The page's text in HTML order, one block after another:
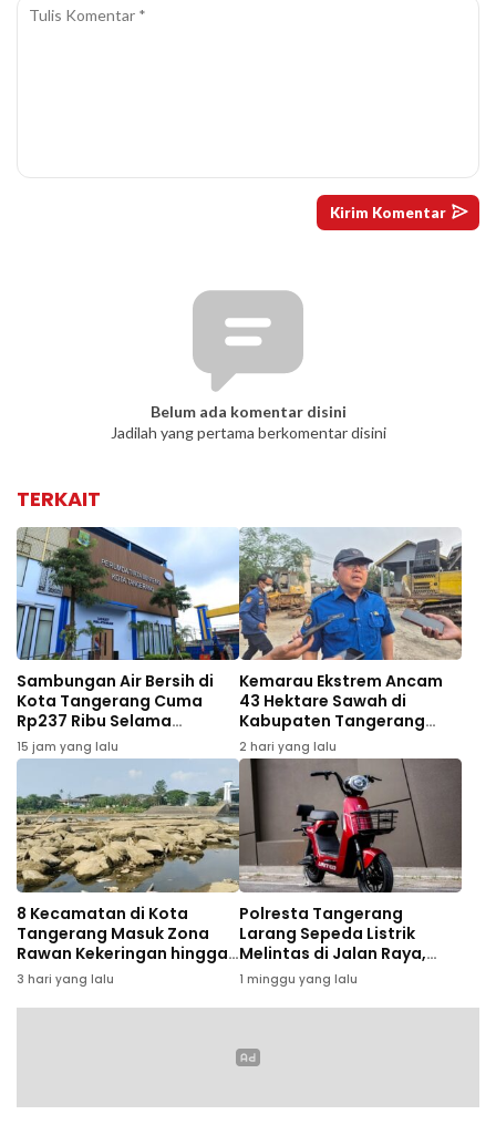
Belum ada komentar disini
Jadilah yang pertama berkomentar disini
TERKAIT
Sambungan Air Bersih di
Kota Tangerang Cuma
Rp237 Ribu Selama
Agustus, Ini Syaratnya
15 jam yang lalu
Kemarau Ekstrem Ancam
43 Hektare Sawah di
Kabupaten Tangerang
Gagal Panen
2 hari yang lalu
8 Kecamatan di Kota
Tangerang Masuk Zona
Rawan Kekeringan hingga
September 2026
3 hari yang lalu
Polresta Tangerang
Larang Sepeda Listrik
Melintas di Jalan Raya,
Pelanggar Bakal
Ditertibkan
1 minggu yang lalu